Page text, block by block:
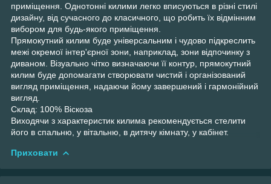
приміщення. Однотонні килими легко вписуються в різні стилі
дизайну, від сучасного до класичного, що робить їх відмінним
вибором для будь-якого приміщення.
Прямокутний килим буде універсальним і чудово підкреслить
межі окремої інтер'єрної зони, наприклад, зони відпочинку з
диваном. Візуально чітко визначаючи її контур, прямокутний
килим буде допомагати створювати чистий і організований
вигляд приміщення, надаючи йому завершений і гармонійний
вигляд.
Склад: 100% Віскоза
Виходячи з характеристик килима рекомендується стелити
його в спальню, у вітальню, в дитячу кімнату, у кабінет.
Приховати